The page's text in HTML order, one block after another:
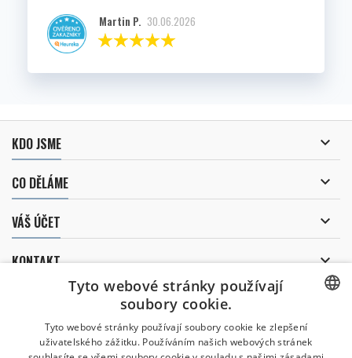
Martin P. 30.06.2026
KDO JSME 
CO DĚLÁME 
VÁŠ ÚČET 
KONTAKT 
ODBĚR NOVINEK
CZECH
Tyto webové stránky používají
soubory cookie.
Tyto webové stránky používají soubory cookie ke zlepšení
uživatelského zážitku. Používáním našich webových stránek